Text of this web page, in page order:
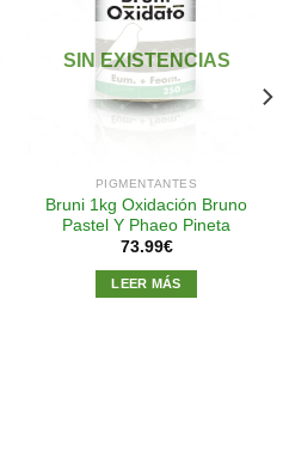
lista de
SIN EXISTENCIAS
PIGMENTANTES
Bruni 1kg Oxidación Bruno
Pastel Y Phaeo Pineta
73.99€
LEER MÁS